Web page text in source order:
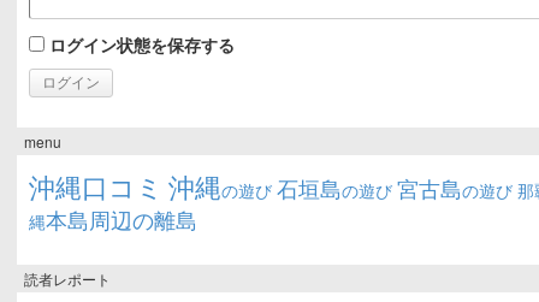
ログイン状態を保存する
menu
沖縄口コミ 沖縄の遊び 石垣島の遊び 宮古島の遊び 那
縄本島周辺の離島
読者レポート